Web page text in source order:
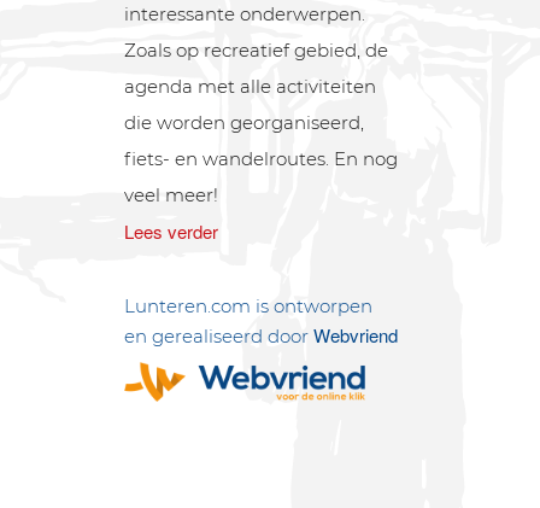
interessante onderwerpen.
Zoals op recreatief gebied, de
agenda met alle activiteiten
die worden georganiseerd,
fiets- en wandelroutes. En nog
veel meer!
Lees verder
Lunteren.com is ontworpen
en gerealiseerd doorWebvriend